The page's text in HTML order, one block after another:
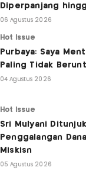
Diperpanjang
06 Agustus 2026
Hot Issue
Purbaya: Saya
Paling Tidak
04 Agustus 2026
Hot Issue
Sri Mulyani
Penggalangan
Miskisn
05 Agustus 2026